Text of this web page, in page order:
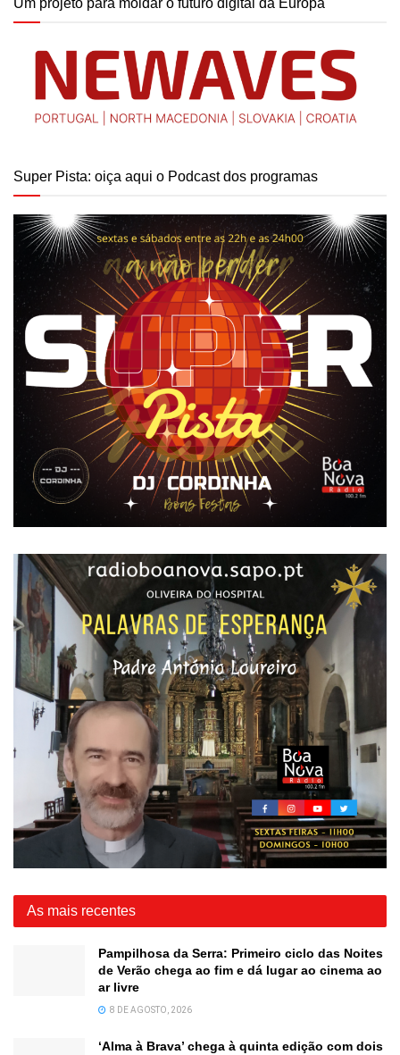
Um projeto para moldar o futuro digital da Europa
Super Pista: oiça aqui o Podcast dos programas
As mais recentes
Pampilhosa da Serra: Primeiro ciclo das Noites
de Verão chega ao fim e dá lugar ao cinema ao
ar livre
8 DE AGOSTO, 2026
‘Alma à Brava’ chega à quinta edição com dois